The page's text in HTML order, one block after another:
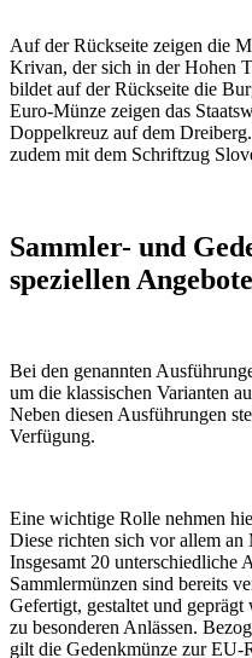
Auf der Rückseite zeigen die
Krivan, der sich in der Hohen
bildet auf der Rückseite die
Euro-Münze zeigen das
Doppelkreuz auf dem
zudem mit dem Schriftzug
Sammler- und
speziellen
Bei den genannten
um die klassischen Varianten
Neben diesen Ausführungen
Verfügung.
Eine wichtige Rolle nehmen
Diese richten sich vor allem an
Insgesamt 20 unterschiedliche
Sammlermünzen sind bereits
Gefertigt, gestaltet und
zu besonderen Anlässen.
gilt die Gedenkmünze zur EU-